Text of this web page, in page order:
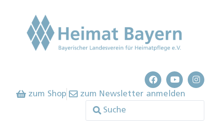
zum Shop zum Newsletter anmelden